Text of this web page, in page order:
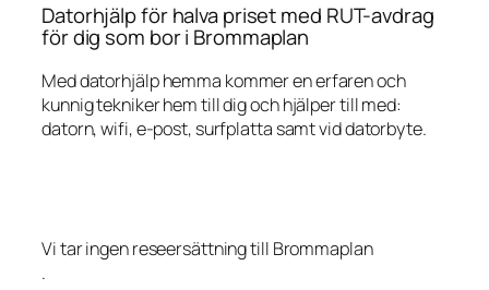
Datorhjälp för halva priset med RUT-avdrag
för dig som bor i Brommaplan
Med datorhjälp hemma kommer en erfaren och
kunnig tekniker hem till dig och hjälper till med:
datorn, wifi, e-post, surfplatta samt vid datorbyte.
Vi tar ingen reseersättning till Brommaplan
.